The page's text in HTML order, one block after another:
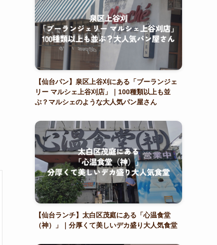
【仙台パン】泉区上谷刈にある「ブーランジェ
リー マルシェ上谷刈店」｜100種類以上も並
ぶ？マルシェのような大人気パン屋さん
【仙台ランチ】太白区茂庭にある「心温食堂
（神）」｜分厚くて美しいデカ盛り大人気食堂